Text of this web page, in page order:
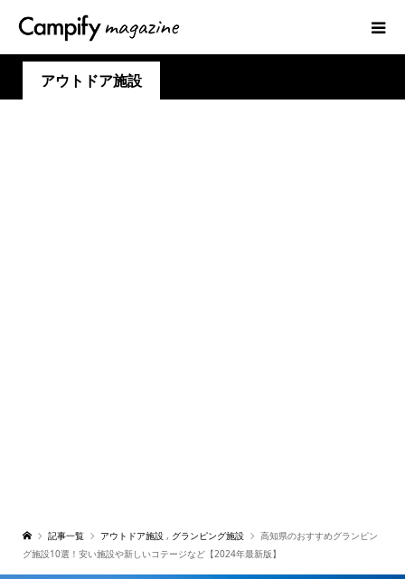
アウトドア施設
記事一覧 アウトドア施設 , グランピング施設
高知県のおすすめグランピン
グ施設10選！安い施設や新しいコテージなど【2024年最新版】